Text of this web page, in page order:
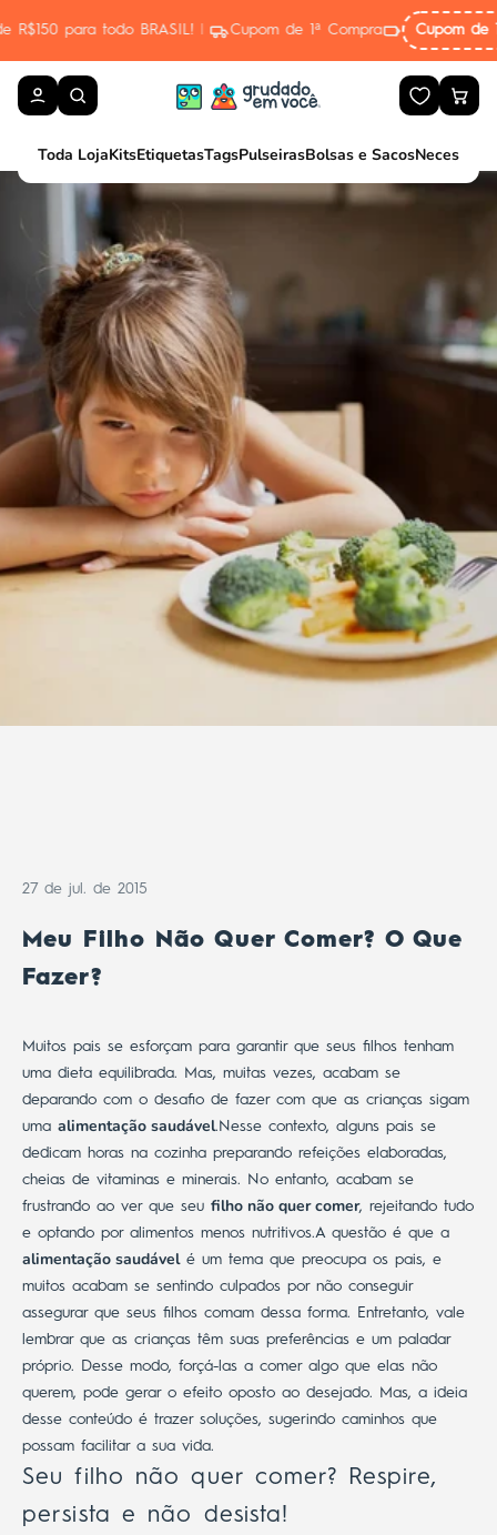
| Cupom de 1ª Compra Cupom de 1ª CompraPRIMEIRA10
Toda LojaKitsEtiquetasTagsPulseirasBolsas e Sacos
27 de jul. de 2015
Meu Filho Não Quer Comer? O Que
Fazer?
Muitos pais se esforçam para garantir que seus filhos tenham
uma dieta equilibrada. Mas, muitas vezes, acabam se
deparando com o desafio de fazer com que as crianças sigam
uma alimentação saudável. Nesse contexto, alguns pais se
dedicam horas na cozinha preparando refeições elaboradas,
cheias de vitaminas e minerais. No entanto, acabam se
frustrando ao ver que seu filho não quer comer, rejeitando tudo
e optando por alimentos menos nutritivos.A questão é que a
alimentação saudávelé um tema que preocupa os pais, e
muitos acabam se sentindo culpados por não conseguir
assegurar que seus filhos comam dessa forma.
Entretanto, vale
lembrar que as crianças têm suas preferências e um paladar
próprio. Desse modo, forçá-las a comer algo que elas não
querem, pode gerar o efeito oposto ao desejado.
Mas, a ideia
desse conteúdo é trazer soluções, sugerindo caminhos que
possam facilitar a sua vida.
Seu filho não quer comer? Respire,
persista e não desista!